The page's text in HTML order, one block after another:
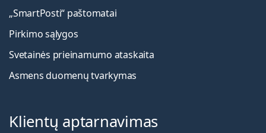
„SmartPosti“ paštomatai
Pirkimo sąlygos
Svetainės prieinamumo ataskaita
Asmens duomenų tvarkymas
Klientų aptarnavimas